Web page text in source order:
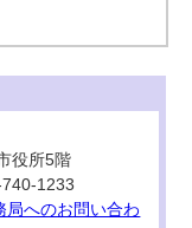
役所5階
1233
局へのお問い合わ